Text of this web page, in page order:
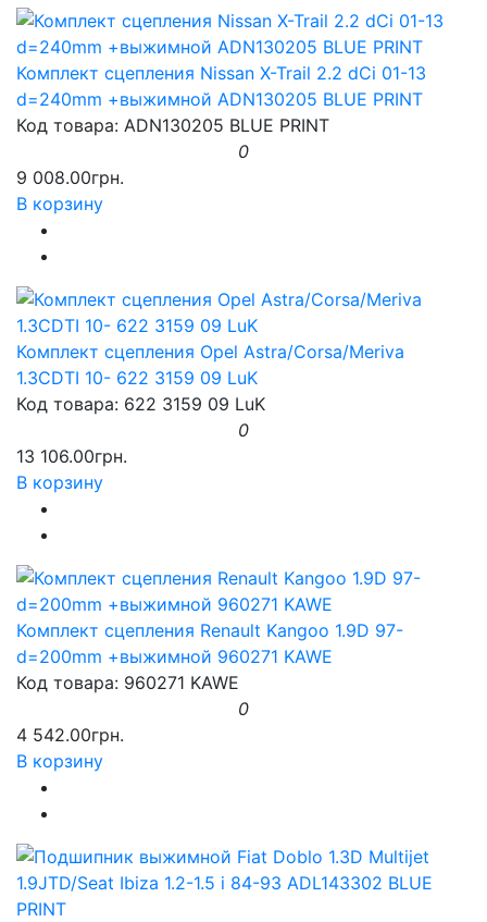
Комплект сцепления Nissan X-Trail 2.2 dCi 01-13
d=240mm +выжимной ADN130205 BLUE PRINT
Код товара: ADN130205 BLUE PRINT
0
9 008.00грн.
В корзину
Комплект сцепления Opel Astra/Corsa/Meriva
1.3CDTI 10- 622 3159 09 LuK
Код товара: 622 3159 09 LuK
0
13 106.00грн.
В корзину
Комплект сцепления Renault Kangoo 1.9D 97-
d=200mm +выжимной 960271 KAWE
Код товара: 960271 KAWE
0
4 542.00грн.
В корзину